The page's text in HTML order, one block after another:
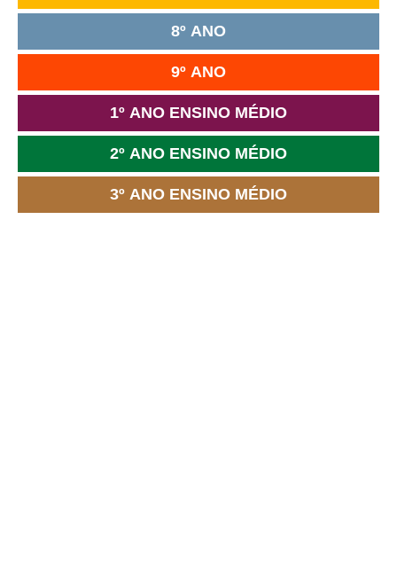
8º ANO
9º ANO
1º ANO ENSINO MÉDIO
2º ANO ENSINO MÉDIO
3º ANO ENSINO MÉDIO